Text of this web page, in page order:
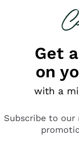
looking for
Get
on
with a
Subscribe to our